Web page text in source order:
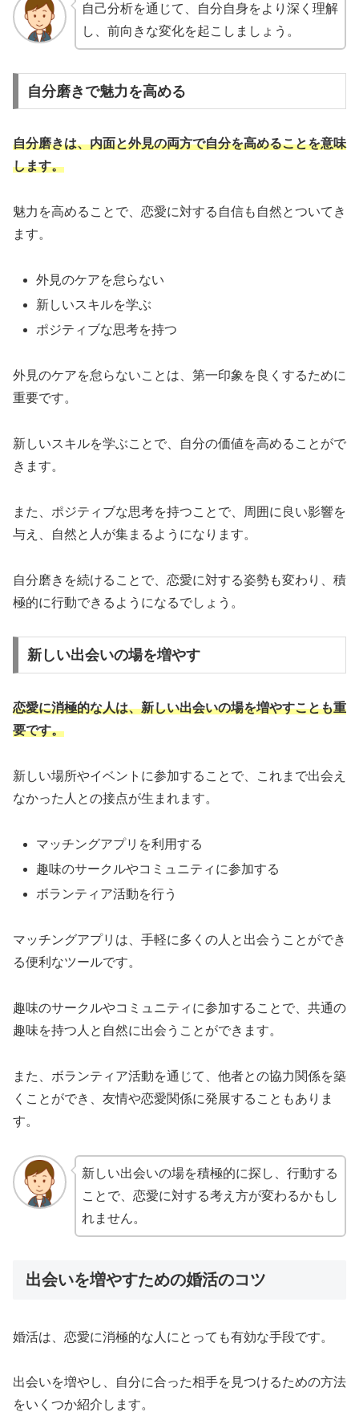
自己分析を通じて、自分自身をより深く理解
し、前向きな変化を起こしましょう。
自分磨きで魅力を高める
自分磨きは、内面と外見の両方で自分を高めることを意味
します。
魅力を高めることで、恋愛に対する自信も自然とついてき
ます。
外見のケアを怠らない
新しいスキルを学ぶ
ポジティブな思考を持つ
外見のケアを怠らないことは、第一印象を良くするために
重要です。
新しいスキルを学ぶことで、自分の価値を高めることがで
きます。
また、ポジティブな思考を持つことで、周囲に良い影響を
与え、自然と人が集まるようになります。
自分磨きを続けることで、恋愛に対する姿勢も変わり、積
極的に行動できるようになるでしょう。
新しい出会いの場を増やす
恋愛に消極的な人は、新しい出会いの場を増やすことも重
要です。
新しい場所やイベントに参加することで、これまで出会え
なかった人との接点が生まれます。
マッチングアプリを利用する
趣味のサークルやコミュニティに参加する
ボランティア活動を行う
マッチングアプリは、手軽に多くの人と出会うことができ
る便利なツールです。
趣味のサークルやコミュニティに参加することで、共通の
趣味を持つ人と自然に出会うことができます。
また、ボランティア活動を通じて、他者との協力関係を築
くことができ、友情や恋愛関係に発展することもありま
す。
新しい出会いの場を積極的に探し、行動する
ことで、恋愛に対する考え方が変わるかもし
れません。
出会いを増やすための婚活のコツ
婚活は、恋愛に消極的な人にとっても有効な手段です。
出会いを増やし、自分に合った相手を見つけるための方法
をいくつか紹介します。